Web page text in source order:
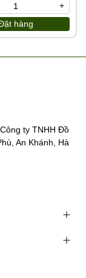
hàng
+
ty TNHH Đồ
An Khánh, Hà